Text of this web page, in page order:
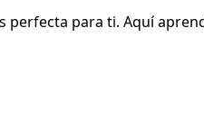
perfecta para ti. Aquí